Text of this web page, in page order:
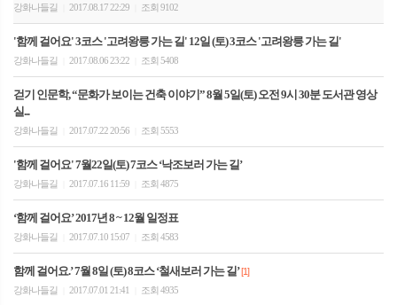
강화나들길
2017.08.17 22:29 조회 9102
'함께 걸어요' 3코스 '고려왕릉 가는 길' 12일 (토) 3코스 '고려왕릉 가는 길'
강화나들길 2017.08.06 23:22 조회 5408
걷기 인문학, “문화가 보이는 건축 이야기” 8월 5일(토) 오전 9시 30분 도서관 영상
실...
강화나들길 2017.07.22 20:56 조회 5553
'함께 걸어요' 7월22일(토) 7코스 ‘낙조보러 가는 길’
강화나들길 2017.07.16 11:59 조회 4875
‘함께 걸어요’ 2017년 8 ~ 12월 일정표
강화나들길 2017.07.10 15:07 조회 4583
함께 걸어요.’ 7월 8일 (토) 8코스 ‘철새보러 가는 길’[1]
강화나들길
2017.07.01 21:41 조회 4935